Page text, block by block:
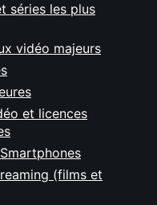
séries les plus
vidéo majeurs
et licences
(films et